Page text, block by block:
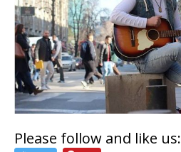
Please follow and like us: